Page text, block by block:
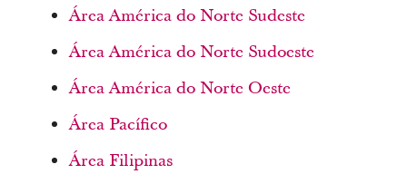
Área América do Norte Sudeste
Área América do Norte Sudoeste
Área América do Norte Oeste
Área Pacífico
Área Filipinas